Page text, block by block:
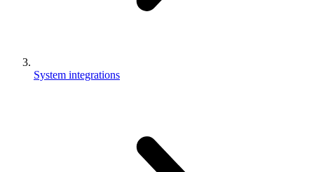
System integrations